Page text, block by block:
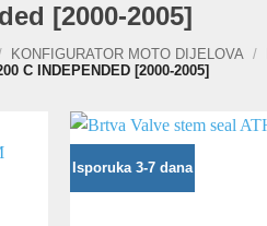
[2000-2005]
KONFIGURATOR MOTO DIJELOVA /
C INDEPENDED [2000-2005]
Isporuka 3-7 dana